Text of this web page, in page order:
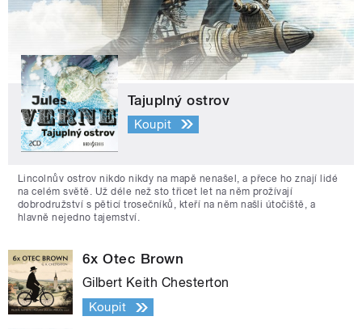
Tajuplný ostrov
Koupit
Lincolnův ostrov nikdo nikdy na mapě nenašel, a přece ho znají lidé
na celém světě. Už déle než sto třicet let na něm prožívají
dobrodružství s pěticí trosečníků, kteří na něm našli útočiště, a
hlavně nejedno tajemství.
6x Otec Brown
Gilbert Keith Chesterton
Koupit